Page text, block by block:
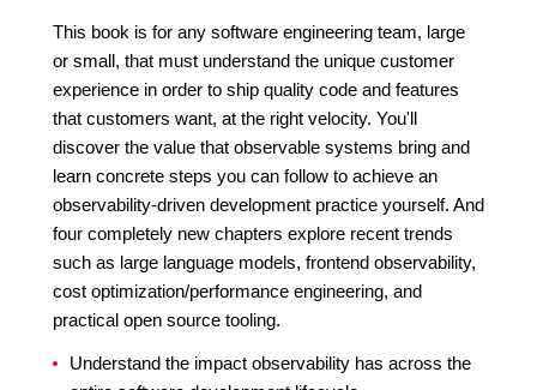
This book is for any software engineering team, large
or small, that must understand the unique customer
experience in order to ship quality code and features
that customers want, at the right velocity. You'll
discover the value that observable systems bring and
learn concrete steps you can follow to achieve an
observability-driven development practice yourself. And
four completely new chapters explore recent trends
such as large language models, frontend observability,
cost optimization/performance engineering, and
practical open source tooling.
Understand the impact observability has across the